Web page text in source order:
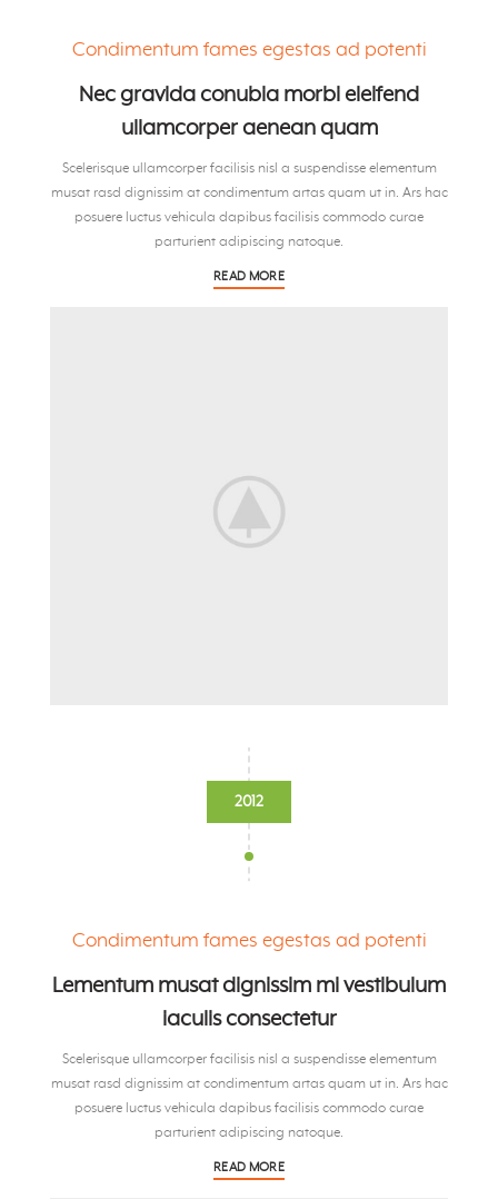
Condimentum fames egestas ad potenti
Nec gravida conubia morbi eleifend
ullamcorper aenean quam
Scelerisque ullamcorper facilisis nisl a suspendisse elementum
musat rasd dignissim at condimentum artas quam ut in. Ars hac
posuere luctus vehicula dapibus facilisis commodo curae
parturient adipiscing natoque.
READ MORE
2012
Condimentum fames egestas ad potenti
Lementum musat dignissim mi vestibulum
iaculis consectetur
Scelerisque ullamcorper facilisis nisl a suspendisse elementum
musat rasd dignissim at condimentum artas quam ut in. Ars hac
posuere luctus vehicula dapibus facilisis commodo curae
parturient adipiscing natoque.
READ MORE